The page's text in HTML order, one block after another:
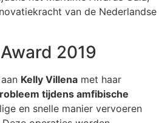
van de Nederlandse
2019
Kelly Villena met haar
tijdens amfibische
en snelle manier vervoeren